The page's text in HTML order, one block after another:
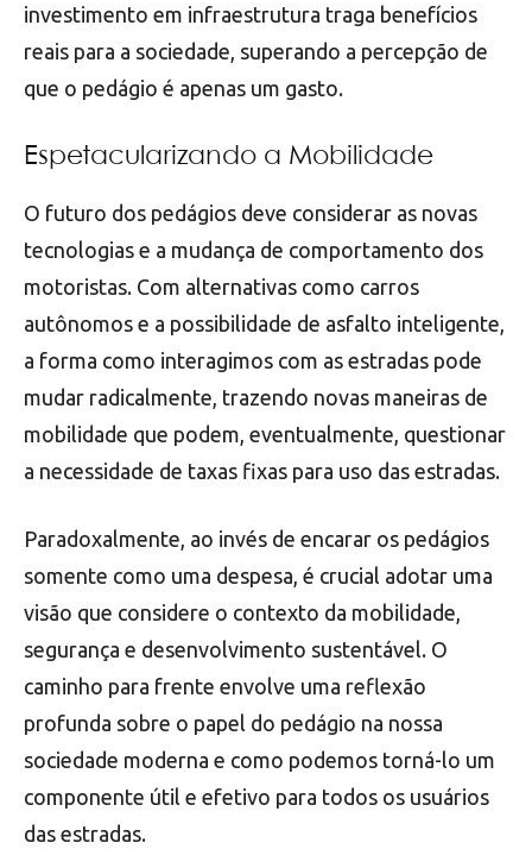
investimento em infraestrutura traga benefícios
reais para a sociedade, superando a percepção de
que o pedágio é apenas um gasto.
Espetacularizando a Mobilidade
O futuro dos pedágios deve considerar as novas
tecnologias e a mudança de comportamento dos
motoristas. Com alternativas como carros
autônomos e a possibilidade de asfalto inteligente,
a forma como interagimos com as estradas pode
mudar radicalmente, trazendo novas maneiras de
mobilidade que podem, eventualmente, questionar
a necessidade de taxas fixas para uso das estradas.
Paradoxalmente, ao invés de encarar os pedágios
somente como uma despesa, é crucial adotar uma
visão que considere o contexto da mobilidade,
segurança e desenvolvimento sustentável. O
caminho para frente envolve uma reflexão
profunda sobre o papel do pedágio na nossa
sociedade moderna e como podemos torná-lo um
componente útil e efetivo para todos os usuários
das estradas.